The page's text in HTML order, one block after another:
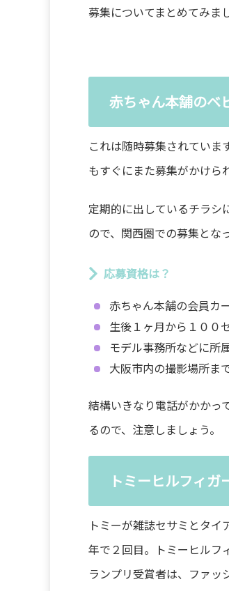
募集についてまとめてみま
赤ちゃん本舗のベ
これは随時募集されていま
もすぐにまた募集がかけら
定期的に出しているチラシ
ので、関西圏での募集とな
応募資格は？
赤ちゃん本舗の会員カ
生後１ヶ月から１００
モデル事務所などに所
大阪市内の撮影場所ま
結構いきなり電話がかかっ
るので、注意しましょう。
トミーヒルフィガ
トミーが雑誌セサミとタ
年で２回目。トミーヒルフ
ランプリ受賞者は、ファッ